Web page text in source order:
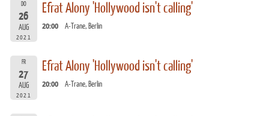
DO
26
AUG
2021
Efrat Alony 'Hollywood isn't calling'
20:00 A-Trane, Berlin
FR
27
AUG
2021
Efrat Alony 'Hollywood isn't calling'
20:00 A-Trane, Berlin